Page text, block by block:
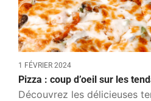
1 FÉVRIER 2024
Pizza : coup d’oeil sur les
Découvrez les délicieuses